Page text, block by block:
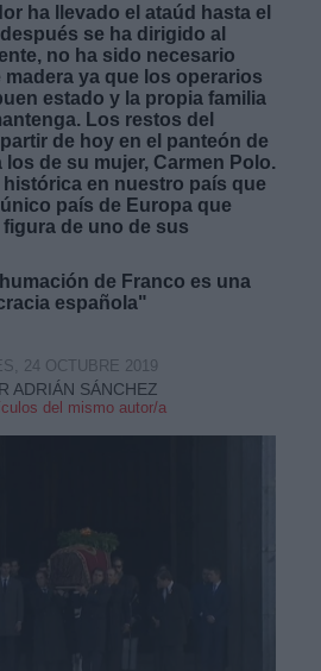
ha llevado el ataúd hasta el
se ha dirigido al
no ha sido necesario
madera ya que los operarios
estado y la propia familia
Los restos del
de hoy en el panteón de
de su mujer, Carmen Polo.
histórica en nuestro país que
país de Europa que
de uno de sus
de Franco es una
española"
ADRIÁN SÁNCHEZ
del mismo autor/a
24 OCTUBRE 2019